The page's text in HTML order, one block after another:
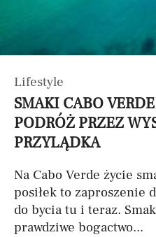
Lifestyle
SMAKI CABO
PODRÓŻ PRZEZ
PRZYLĄDKA
Na Cabo Verde życie
posiłek to zaproszenie
do bycia tu i teraz.
prawdziwe bogactwo...